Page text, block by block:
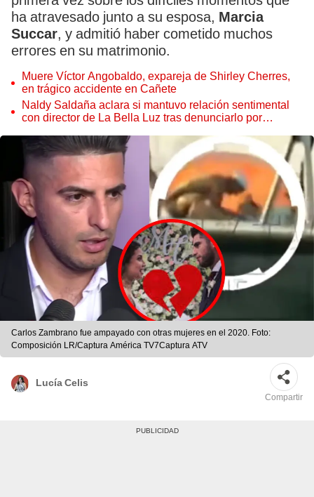
ha atravesado junto a su esposa, Marcia
Succar, y admitió haber cometido muchos
errores en su matrimonio.
Muere Víctor Angobaldo, expareja de Shirley Cherres,
en trágico accidente en Cañete
Naldy Saldaña aclara si mantuvo relación sentimental
con director de La Bella Luz tras denunciarlo por
Carlos Zambrano fue ampayado con otras mujeres en el 2020. Foto:
Composición LR/Captura América TV7Captura ATV
Lucía Celis
Compartir